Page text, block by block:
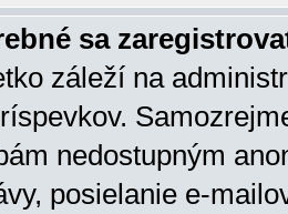
sa
záleží na
nedostupným
posielanie e-